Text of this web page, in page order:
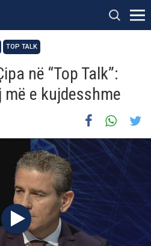
TOP TALK
në “Top Talk”:
e kujdesshme